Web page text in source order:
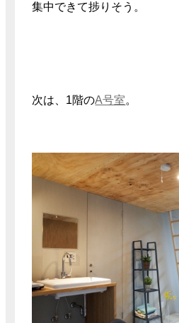
集中できて捗りそう。
次は、1階のA号室。